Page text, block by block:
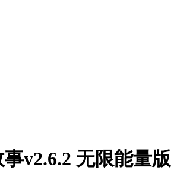
v2.6.2 无限能量版